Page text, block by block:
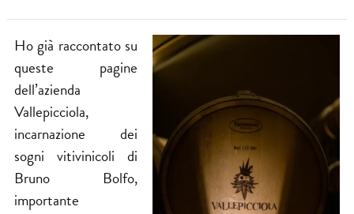
Ho già raccontato su
queste pagine
dell’azienda
Vallepicciola,
incarnazione dei
sogni vitivinicoli di
Bruno Bolfo,
importante